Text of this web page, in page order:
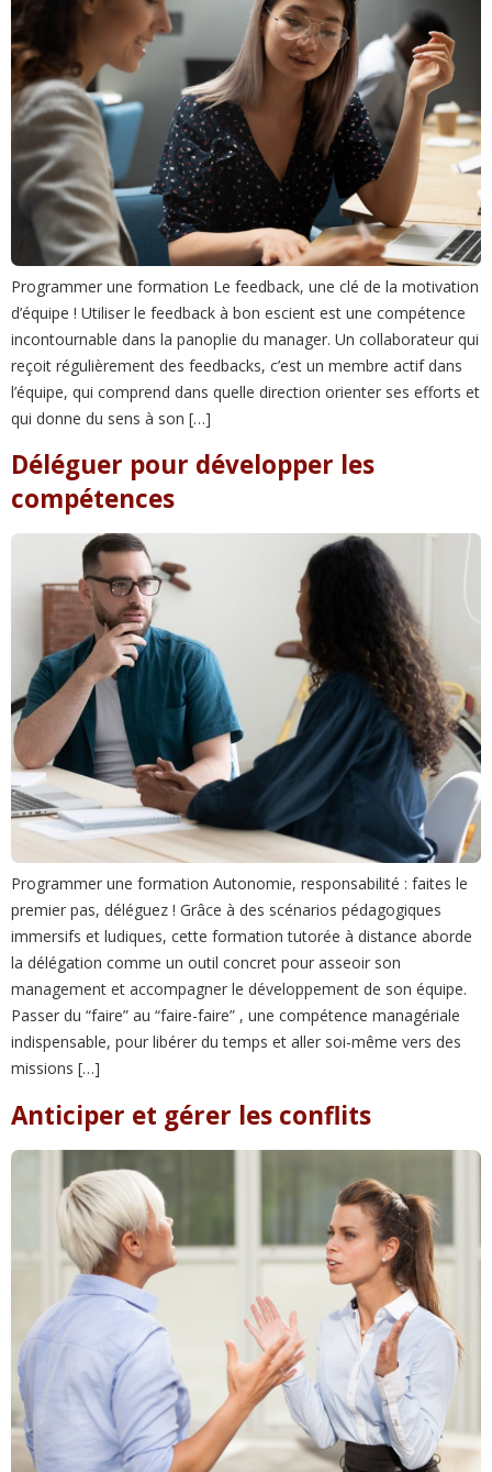
Programmer une formation Le feedback, une clé de la motivation
d’équipe ! Utiliser le feedback à bon escient est une compétence
incontournable dans la panoplie du manager. Un collaborateur qui
reçoit régulièrement des feedbacks, c’est un membre actif dans
l’équipe, qui comprend dans quelle direction orienter ses efforts et
qui donne du sens à son […]
Déléguer pour développer les
compétences
Programmer une formation Autonomie, responsabilité : faites le
premier pas, déléguez ! Grâce à des scénarios pédagogiques
immersifs et ludiques, cette formation tutorée à distance aborde
la délégation comme un outil concret pour asseoir son
management et accompagner le développement de son équipe.
Passer du “faire” au “faire-faire” , une compétence managériale
indispensable, pour libérer du temps et aller soi-même vers des
missions […]
Anticiper et gérer les conflits